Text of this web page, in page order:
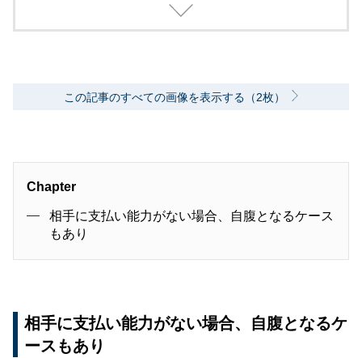
2000年代、中堅出版社ダイヤモンド社の自動車
この記事のすべての画像を表示する（2枚）
Chapter
相手に支払い能力がない場合、自腹となるケース
もあり
相手に支払い能力がない場合、自腹となるケ
ースもあり